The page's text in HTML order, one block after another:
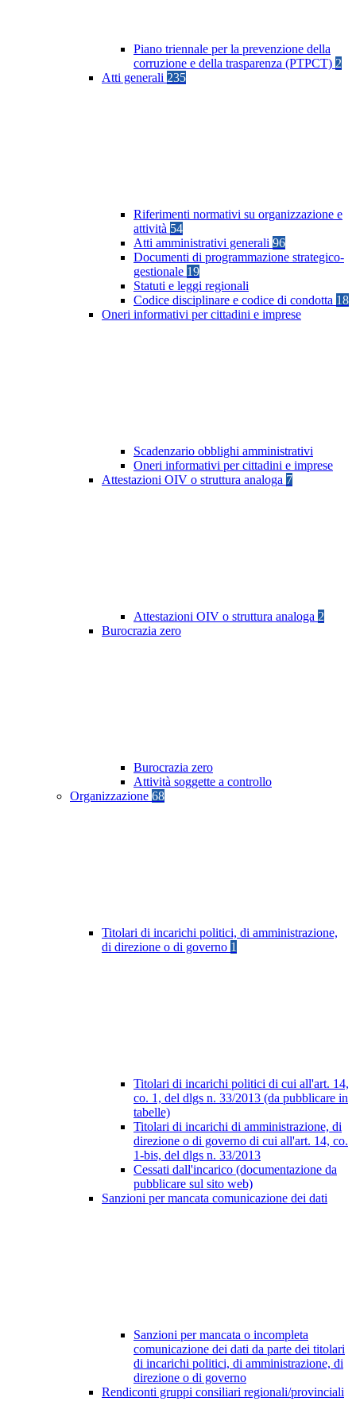
Piano triennale per la prevenzione della
corruzione e della trasparenza (PTPCT) 2
Atti generali 235
Riferimenti normativi su organizzazione e
attività 54
Atti amministrativi generali 96
Documenti di programmazione strategico-
gestionale 19
Statuti e leggi regionali
Codice disciplinare e codice di condotta 18
Oneri informativi per cittadini e imprese
Scadenzario obblighi amministrativi
Oneri informativi per cittadini e imprese
Attestazioni OIV o struttura analoga 7
Attestazioni OIV o struttura analoga 2
Burocrazia zero
Burocrazia zero
Attività soggette a controllo
Organizzazione 68
Titolari di incarichi politici, di amministrazione,
di direzione o di governo 1
Titolari di incarichi politici di cui all'art. 14,
co. 1, del dlgs n. 33/2013 (da pubblicare in
tabelle)
Titolari di incarichi di amministrazione, di
direzione o di governo di cui all'art. 14, co.
1-bis, del dlgs n. 33/2013
Cessati dall'incarico (documentazione da
pubblicare sul sito web)
Sanzioni per mancata comunicazione dei dati
Sanzioni per mancata o incompleta
comunicazione dei dati da parte dei titolari
di incarichi politici, di amministrazione, di
direzione o di governo
Rendiconti gruppi consiliari regionali/provinciali